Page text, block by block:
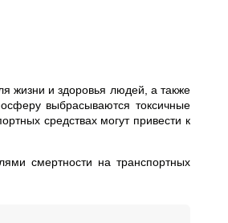
жизни и здоровья людей, а также
выбрасываются токсичные
средствах могут привести к
смертности на транспортных